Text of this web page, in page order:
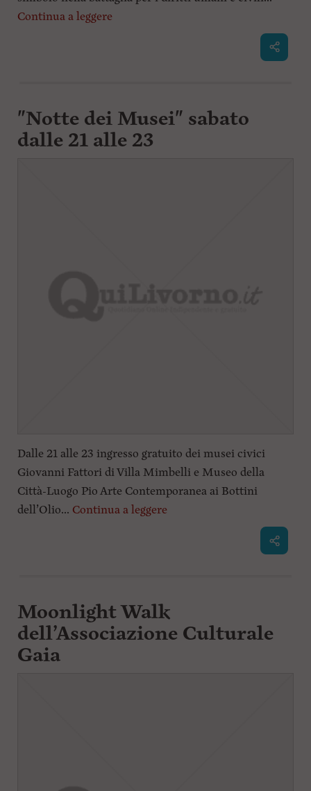
Continua a leggere
"Notte dei Musei" sabato
dalle 21 alle 23
Dalle 21 alle 23 ingresso gratuito dei musei civici
Giovanni Fattori di Villa Mimbelli e Museo della
Città-Luogo Pio Arte Contemporanea ai Bottini
dell’Olio... Continua a leggere
Moonlight Walk
dell’Associazione Culturale
Gaia